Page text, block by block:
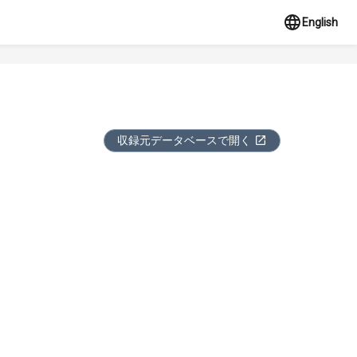
English
収録元データベースで開く